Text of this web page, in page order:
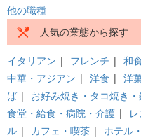
他の職種
人気の業態から探す
イタリアン | フレンチ | 和
中華・アジアン | 洋食 | 洋
ば | お好み焼き・タコ焼き・
食堂・給食・病院・介護 |
ル | カフェ・喫茶 | ホテル